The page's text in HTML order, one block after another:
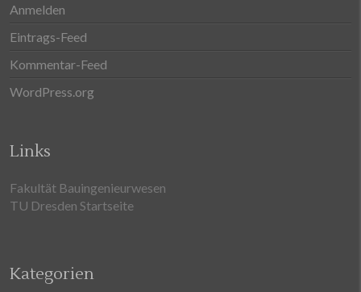
Anmelden
Eintrags-Feed
Kommentar-Feed
WordPress.org
Links
Fakultät Bauingenieurwesen
TU Dresden Startseite
Kategorien